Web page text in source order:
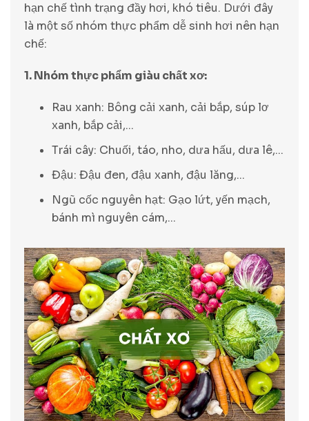
hạn chế tình trạng đầy hơi, khó tiêu. Dưới đây
là một số nhóm thực phẩm dễ sinh hơi nên hạn
chế:
1. Nhóm thực phẩm giàu chất xơ:
Rau xanh: Bông cải xanh, cải bắp, súp lơ
xanh, bắp cải,...
Trái cây: Chuối, táo, nho, dưa hấu, dưa lê,...
Đậu: Đậu đen, đậu xanh, đậu lăng,...
Ngũ cốc nguyên hạt: Gạo lứt, yến mạch,
bánh mì nguyên cám,...